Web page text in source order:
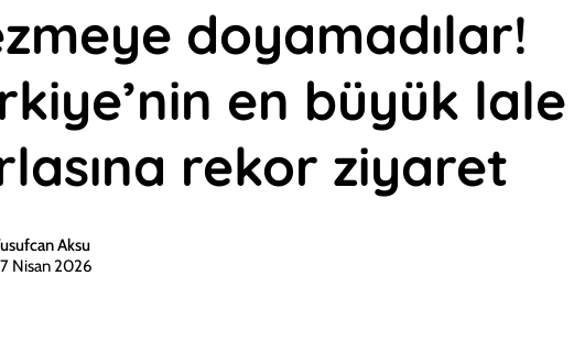
doyamadılar!
en büyük lale
rekor ziyaret
Aksu
Nisan 2026